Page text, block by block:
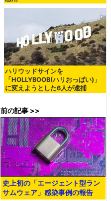
ハリウッドサインを
「HOLLYBOOB(ハリおっぱい)」
に変えようとした6人が逮捕
前の記事 >>
史上初の「エージェント型ラン
サムウェア」感染事例の報告